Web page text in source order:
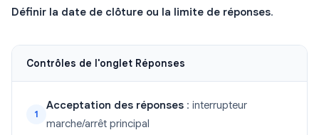
Définir la date de clôture ou la limite de réponses.
Contrôles de l'onglet Réponses
1
Acceptation des réponses : interrupteur
marche/arrêt principal